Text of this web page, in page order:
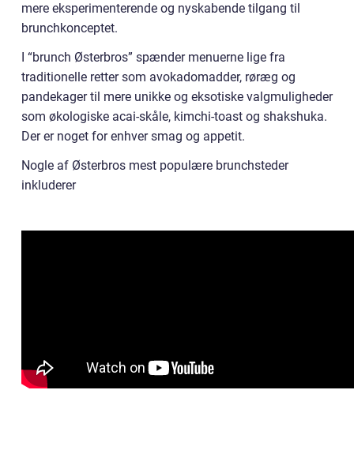
mere eksperimenterende og nyskabende tilgang til
brunchkonceptet.
I “brunch Østerbros” spænder menuerne lige fra
traditionelle retter som avokadomadder, røræg og
pandekager til mere unikke og eksotiske valgmuligheder
som økologiske acai-skåle, kimchi-toast og shakshuka.
Der er noget for enhver smag og appetit.
Nogle af Østerbros mest populære brunchsteder
inkluderer